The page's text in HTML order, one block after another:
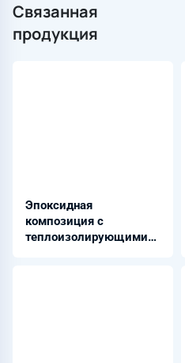
Связанная
продукция
Эпоксидная
композиция с
теплоизолирующими